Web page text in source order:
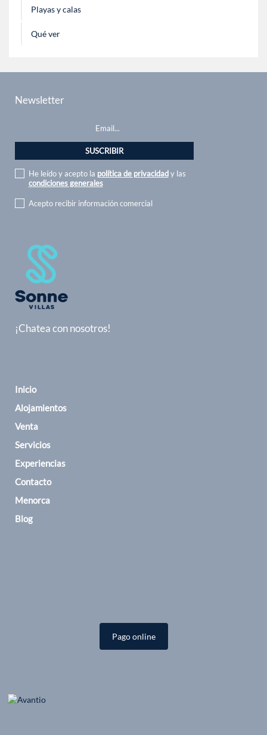
Playas y calas
Qué ver
Newsletter
He leído y acepto la política de privacidady las
condiciones generales
Acepto recibir información comercial
¡Chatea con nosotros!
Inicio
Alojamientos
Venta
Servicios
Experiencias
Contacto
Menorca
Blog
Pago online